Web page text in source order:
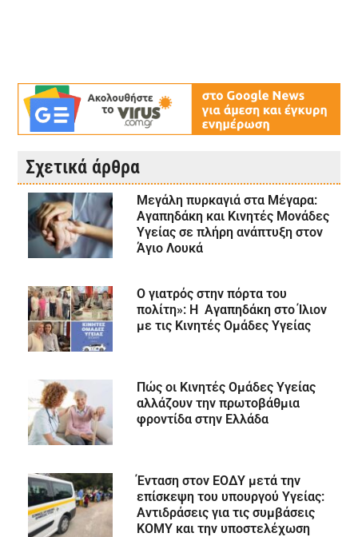
Σχετικά άρθρα
Μεγάλη πυρκαγιά στα Μέγαρα:
Αγαπηδάκη και Κινητές Μονάδες
Υγείας σε πλήρη ανάπτυξη στον
Άγιο Λουκά
Ο γιατρός στην πόρτα του
πολίτη»: Η Αγαπηδάκη στο Ίλιον
με τις Κινητές Ομάδες Υγείας
Πώς οι Κινητές Ομάδες Υγείας
αλλάζουν την πρωτοβάθμια
φροντίδα στην Ελλάδα
Ένταση στον ΕΟΔΥ μετά την
επίσκεψη του υπουργού Υγείας:
Αντιδράσεις για τις συμβάσεις
ΚΟΜΥ και την υποστελέχωση